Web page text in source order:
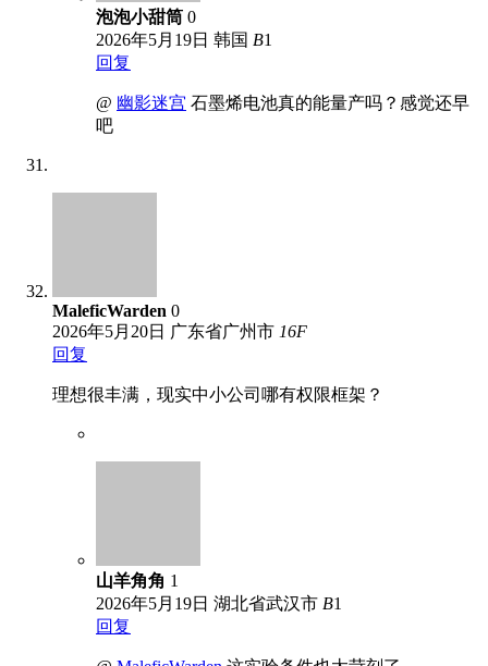
泡泡小甜筒 0
2026年5月19日 韩国 B1
回复
@ 幽影迷宫 石墨烯电池真的能量产吗？感觉还早
吧
MaleficWarden 0
2026年5月20日 广东省广州市 16F
回复
理想很丰满，现实中小公司哪有权限框架？
山羊角角 1
2026年5月19日 湖北省武汉市 B1
回复